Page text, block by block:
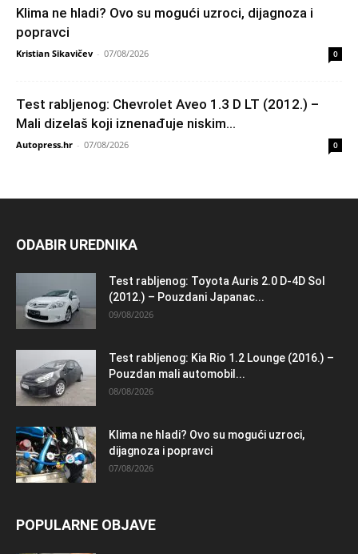
Klima ne hladi? Ovo su mogući uzroci, dijagnoza i
popravci
Kristian Sikavičev - 07/08/2026 0
Test rabljenog: Chevrolet Aveo 1.3 D LT (2012.) –
Mali dizelaš koji iznenađuje niskim...
Autopress.hr - 07/08/2026 0
ODABIR UREDNIKA
Test rabljenog: Toyota Auris 2.0 D-4D Sol
(2012.) – Pouzdani Japanac...
09/08/2026
Test rabljenog: Kia Rio 1.2 Lounge (2016.) –
Pouzdan mali automobil...
08/08/2026
Klima ne hladi? Ovo su mogući uzroci,
dijagnoza i popravci
07/08/2026
POPULARNE OBJAVE